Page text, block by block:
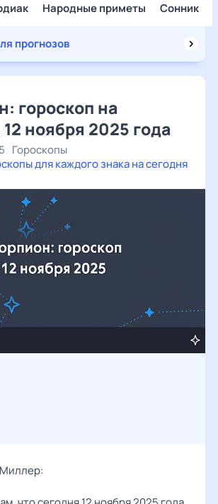
Народные приметы Сонник
прогнозов
гороскоп на
ноября 2025 года
Гороскопы
для каждого знака на сегодня